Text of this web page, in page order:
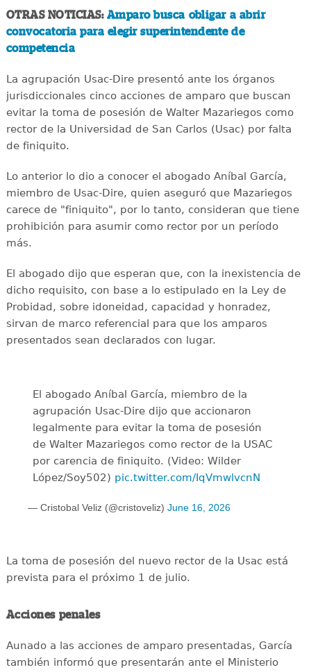
OTRAS NOTICIAS: Amparo busca obligar a abrir
convocatoria para elegir superintendente de
competencia
La agrupación Usac-Dire presentó ante los órganos
jurisdiccionales cinco acciones de amparo que buscan
evitar la toma de posesión de Walter Mazariegos como
rector de la Universidad de San Carlos (Usac) por falta
de finiquito.
Lo anterior lo dio a conocer el abogado Aníbal García,
miembro de Usac-Dire, quien aseguró que Mazariegos
carece de "finiquito", por lo tanto, consideran que tiene
prohibición para asumir como rector por un período
más.
El abogado dijo que esperan que, con la inexistencia de
dicho requisito, con base a lo estipulado en la Ley de
Probidad, sobre idoneidad, capacidad y honradez,
sirvan de marco referencial para que los amparos
presentados sean declarados con lugar.
El abogado Aníbal García, miembro de la
agrupación Usac-Dire dijo que accionaron
legalmente para evitar la toma de posesión
de Walter Mazariegos como rector de la USAC
por carencia de finiquito. (Video: Wilder
López/Soy502) pic.twitter.com/IqVmwlvcnN
— Cristobal Veliz (@cristoveliz) June 16, 2026
La toma de posesión del nuevo rector de la Usac está
prevista para el próximo 1 de julio.
Acciones penales
Aunado a las acciones de amparo presentadas, García
también informó que presentarán ante el Ministerio